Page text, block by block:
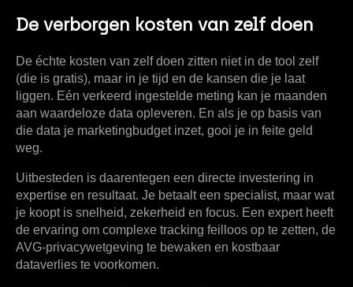
De verborgen kosten van zelf doen
De échte kosten van zelf doen zitten niet in de tool zelf
(die is gratis), maar in je tijd en de kansen die je laat
liggen. Eén verkeerd ingestelde meting kan je maanden
aan waardeloze data opleveren. En als je op basis van
die data je marketingbudget inzet, gooi je in feite geld
weg.
Uitbesteden is daarentegen een directe investering in
expertise en resultaat. Je betaalt een specialist, maar wat
je koopt is snelheid, zekerheid en focus. Een expert heeft
de ervaring om complexe tracking feilloos op te zetten, de
AVG-privacywetgeving te bewaken en kostbaar
dataverlies te voorkomen.